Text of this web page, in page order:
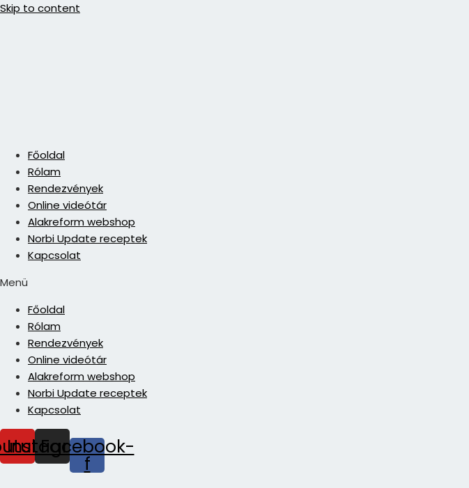
Skip to content
Főoldal
Rólam
Rendezvények
Online videótár
Alakreform webshop
Norbi Update receptek
Kapcsolat
Menü
Főoldal
Rólam
Rendezvények
Online videótár
Alakreform webshop
Norbi Update receptek
Kapcsolat
Instagram
Facebook-
f